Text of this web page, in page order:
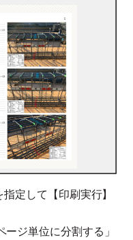
定して【印刷実行】
ジ単位に分割する」